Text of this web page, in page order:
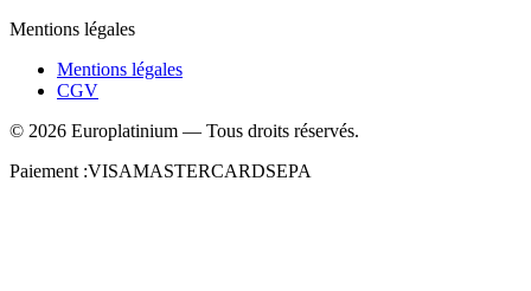
Mentions légales
Mentions légales
CGV
© 2026 Europlatinium — Tous droits réservés.
Paiement :VISAMASTERCARDSEPA